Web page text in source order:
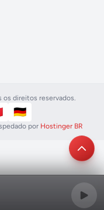
direitos reservados.
🇩🇪Deutsch
por Hostinger BR